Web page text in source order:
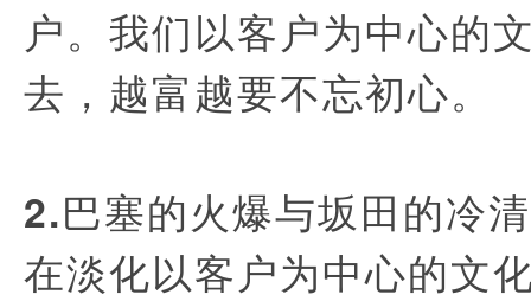
户。我们以客户为中心的
去，越富越要不忘初心。
2.巴塞的火爆与坂田的冷
在淡化以客户为中心的文